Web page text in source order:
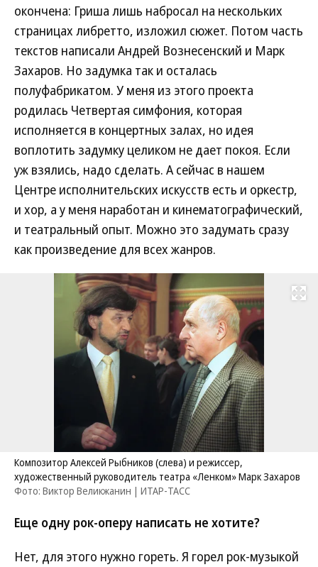
окончена: Гриша лишь набросал на нескольких
страницах либретто, изложил сюжет. Потом часть
текстов написали Андрей Вознесенский и Марк
Захаров. Но задумка так и осталась
полуфабрикатом. У меня из этого проекта
родилась Четвертая симфония, которая
исполняется в концертных залах, но идея
воплотить задумку целиком не дает покоя. Если
уж взялись, надо сделать. А сейчас в нашем
Центре исполнительских искусств есть и оркестр,
и хор, а у меня наработан и кинематографический,
и театральный опыт. Можно это задумать сразу
как произведение для всех жанров.
Развернуть
Композитор Алексей Рыбников (слева) и режиссер,
художественный руководитель театра «Ленком» Марк Захаров
Фото: Виктор Великжанин | ИТАР-ТАСС
Еще одну рок-оперу написать не хотите?
Нет, для этого нужно гореть. Я горел рок-музыкой